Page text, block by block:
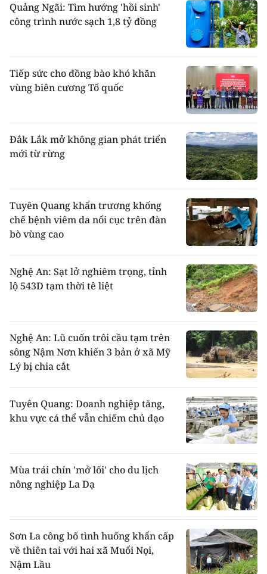
Quảng Ngãi: Tìm hướng 'hồi sinh'
công trình nước sạch 1,8 tỷ đồng
Tiếp sức cho đồng bào khó khăn
vùng biên cương Tổ quốc
Đắk Lắk mở không gian phát triển
mới từ rừng
Tuyên Quang khẩn trương khống
chế bệnh viêm da nổi cục trên đàn
bò vùng cao
Nghệ An: Sạt lở nghiêm trọng, tỉnh
lộ 543D tạm thời tê liệt
Nghệ An: Lũ cuốn trôi cầu tạm trên
sông Nậm Nơn khiến 3 bản ở xã Mỹ
Lý bị chia cắt
Tuyên Quang: Doanh nghiệp tăng,
khu vực cá thể vẫn chiếm chủ đạo
Mùa trái chín 'mở lối' cho du lịch
nông nghiệp La Dạ
Sơn La công bố tình huống khẩn cấp
về thiên tai với hai xã Muổi Nọi,
Nậm Lầu